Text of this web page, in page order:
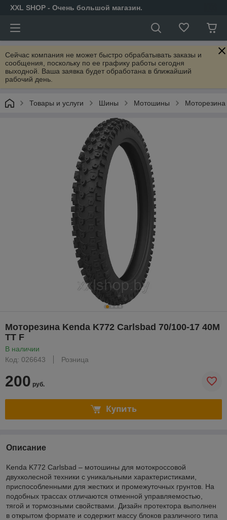
XXL SHOP - Очень большой магазин.
Сейчас компания не может быстро обрабатывать заказы и
сообщения, поскольку по ее графику работы сегодня
выходной. Ваша заявка будет обработана в ближайший
рабочий день.
Товары и услуги Шины Мотошины
Моторезина Kenda K772 Carlsbad 70/100-17 40M
TT F
В наличии
Код: 026643
Розница
200 руб.
Купить
Описание
Kenda K772 Carlsbad – мотошины для мотокроссовой
двухколесной техники с уникальными характеристиками,
приспособленными для жестких и промежуточных грунтов. На
подобных трассах отличаются отменной управляемостью,
тягой и тормозными свойствами. Дизайн протектора выполнен
в открытом формате и содержит массу блоков различного типа